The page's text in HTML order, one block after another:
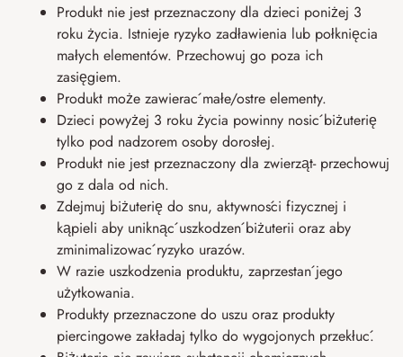
Produkt nie jest przeznaczony dla dzieci poniżej 3
roku życia. Istnieje ryzyko zadławienia lub połknięcia
małych elementów. Przechowuj go poza ich
zasięgiem.
Produkt może zawierać małe/ostre elementy.
Dzieci powyżej 3 roku życia powinny nosić biżuterię
tylko pod nadzorem osoby dorosłej.
Produkt nie jest przeznaczony dla zwierząt- przechowuj
go z dala od nich.
Zdejmuj biżuterię do snu, aktywności fizycznej i
kąpieli aby uniknąć uszkodzeń biżuterii oraz aby
zminimalizować ryzyko urazów.
W razie uszkodzenia produktu, zaprzestań jego
użytkowania.
Produkty przeznaczone do uszu oraz produkty
piercingowe zakładaj tylko do wygojonych przekłuć.